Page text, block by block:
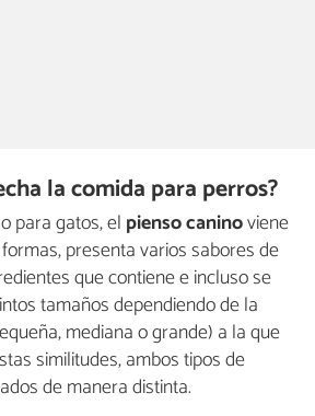
la comida para perros?
para gatos, elpienso caninoviene
presenta varios sabores de
que contiene e incluso se
tamaños dependiendo de la
mediana o grande) a la que
similitudes, ambos tipos de
de manera distinta.